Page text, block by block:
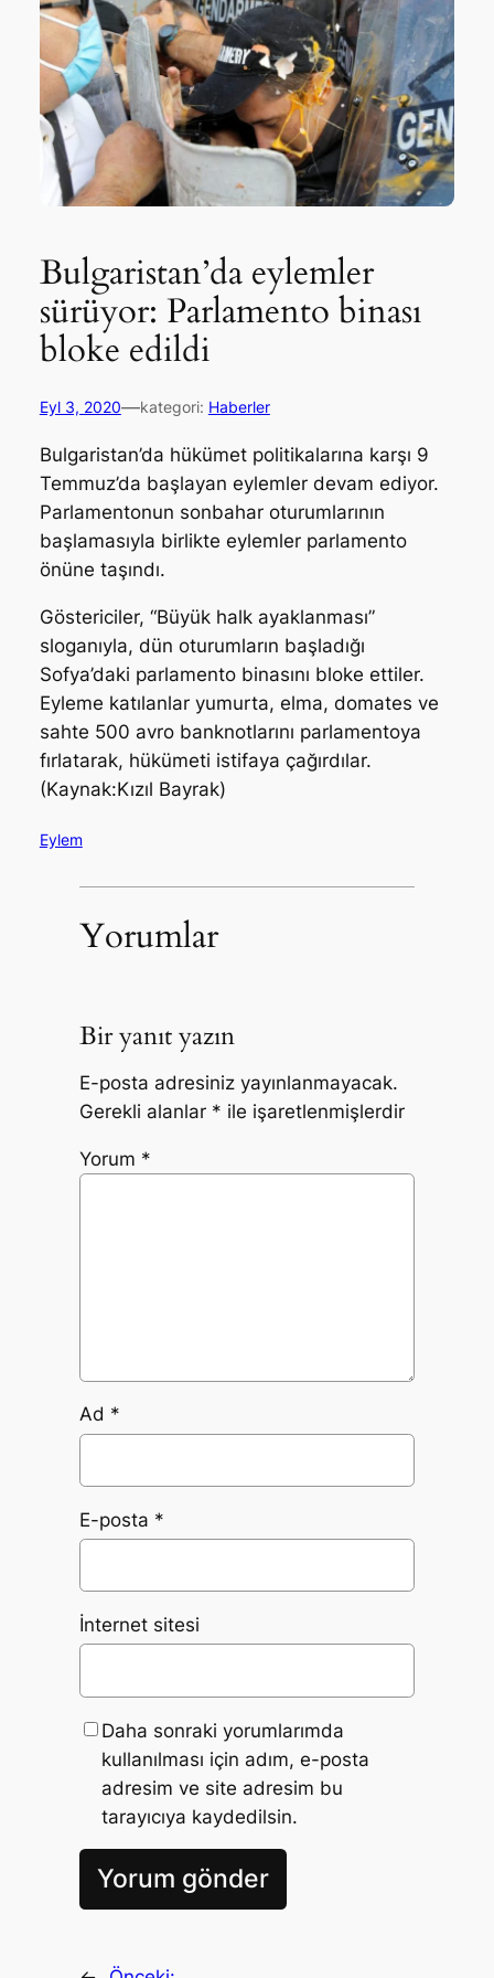
Bulgaristan’da eylemler
sürüyor: Parlamento binası
bloke edildi
Eyl 3, 2020—kategori: Haberler
Bulgaristan’da hükümet politikalarına karşı 9
Temmuz’da başlayan eylemler devam ediyor.
Parlamentonun sonbahar oturumlarının
başlamasıyla birlikte eylemler parlamento
önüne taşındı.
Göstericiler, “Büyük halk ayaklanması”
sloganıyla, dün oturumların başladığı
Sofya’daki parlamento binasını bloke ettiler.
Eyleme katılanlar yumurta, elma, domates ve
sahte 500 avro banknotlarını parlamentoya
fırlatarak, hükümeti istifaya çağırdılar.
(Kaynak:Kızıl Bayrak)
Eylem
Yorumlar
Bir yanıt yazın
E-posta adresiniz yayınlanmayacak.
Gerekli alanlar * ile işaretlenmişlerdir
Yorum *
Ad *
E-posta *
İnternet sitesi
Daha sonraki yorumlarımda
kullanılması için adım, e-posta
adresim ve site adresim bu
tarayıcıya kaydedilsin.